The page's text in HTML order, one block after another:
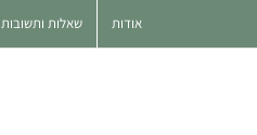
אודות שאלות ותשובות